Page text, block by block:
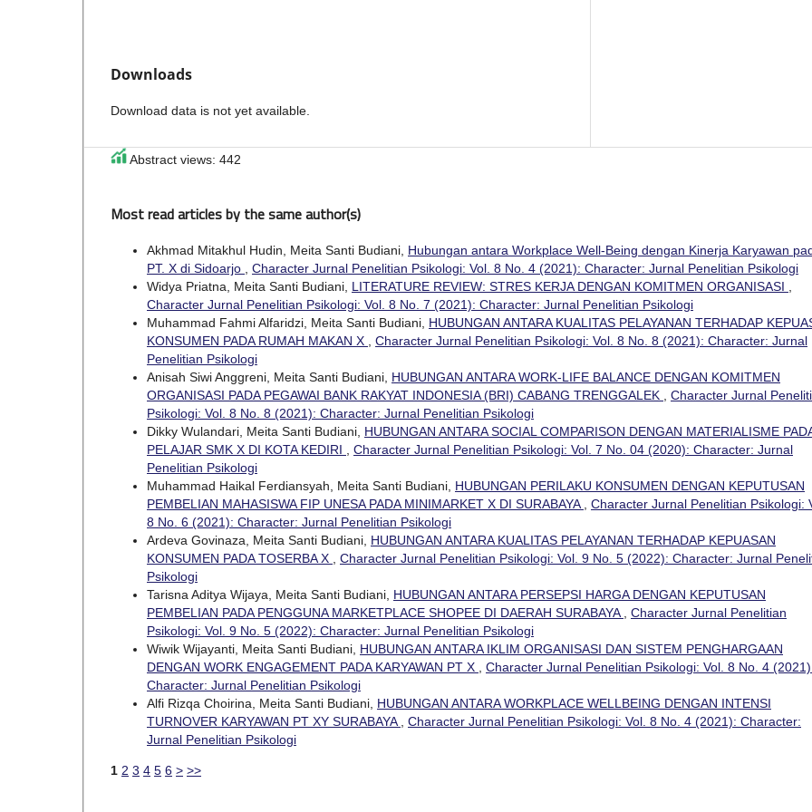
Downloads
Download data is not yet available.
Abstract views: 442
Most read articles by the same author(s)
Akhmad Mitakhul Hudin, Meita Santi Budiani, Hubungan antara Workplace Well-Being dengan Kinerja Karyawan
PT. X di Sidoarjo
Character Jurnal Penelitian Psikologi: Vol. 8 No. 4 (2021): Character: Jurnal Penelitian Psikologi
Widya Priatna, Meita Santi Budiani, LITERATURE REVIEW: STRES KERJA DENGAN KOMITMEN ORGANISASI
Character Jurnal Penelitian Psikologi: Vol. 8 No. 7 (2021): Character: Jurnal Penelitian Psikologi
Muhammad Fahmi Alfaridzi, Meita Santi Budiani, HUBUNGAN ANTARA KUALITAS PELAYANAN TERHADAP
KONSUMEN PADA RUMAH MAKAN X
Character Jurnal Penelitian Psikologi: Vol. 8 No. 8 (2021): Character: Jurnal
Penelitian Psikologi
Anisah Siwi Anggreni, Meita Santi Budiani, HUBUNGAN ANTARA WORK-LIFE BALANCE DENGAN KOMITMEN
ORGANISASI PADA PEGAWAI BANK RAKYAT INDONESIA (BRI) CABANG TRENGGALEK
Character Jurnal
Psikologi: Vol. 8 No. 8 (2021): Character: Jurnal Penelitian Psikologi
Dikky Wulandari, Meita Santi Budiani, HUBUNGAN ANTARA SOCIAL COMPARISON DENGAN MATERIALISME
PELAJAR SMK X DI KOTA KEDIRI
Character Jurnal Penelitian Psikologi: Vol. 7 No. 04 (2020): Character: Jurnal
Penelitian Psikologi
Muhammad Haikal Ferdiansyah, Meita Santi Budiani, HUBUNGAN PERILAKU KONSUMEN DENGAN KEPUTUSAN
PEMBELIAN MAHASISWA FIP UNESA PADA MINIMARKET X DI SURABAYA
Character Jurnal Penelitian Psikologi:
8 No. 6 (2021): Character: Jurnal Penelitian Psikologi
Ardeva Govinaza, Meita Santi Budiani, HUBUNGAN ANTARA KUALITAS PELAYANAN TERHADAP KEPUASAN
KONSUMEN PADA TOSERBA X
Character Jurnal Penelitian Psikologi: Vol. 9 No. 5 (2022): Character: Jurnal
Psikologi
Tarisna Aditya Wijaya, Meita Santi Budiani, HUBUNGAN ANTARA PERSEPSI HARGA DENGAN KEPUTUSAN
PEMBELIAN PADA PENGGUNA MARKETPLACE SHOPEE DI DAERAH SURABAYA
Character Jurnal Penelitian
Psikologi: Vol. 9 No. 5 (2022): Character: Jurnal Penelitian Psikologi
Wiwik Wijayanti, Meita Santi Budiani, HUBUNGAN ANTARA IKLIM ORGANISASI DAN SISTEM PENGHARGAAN
DENGAN WORK ENGAGEMENT PADA KARYAWAN PT X
Character Jurnal Penelitian Psikologi: Vol. 8 No. 4
Character: Jurnal Penelitian Psikologi
Alfi Rizqa Choirina, Meita Santi Budiani, HUBUNGAN ANTARA WORKPLACE WELLBEING DENGAN INTENSI
TURNOVER KARYAWAN PT XY SURABAYA
Character Jurnal Penelitian Psikologi: Vol. 8 No. 4 (2021): Character:
Jurnal Penelitian Psikologi
1 2 3 4 5 6 > >>